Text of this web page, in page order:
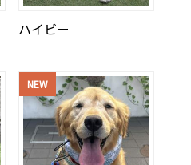
ハイビー
NEW